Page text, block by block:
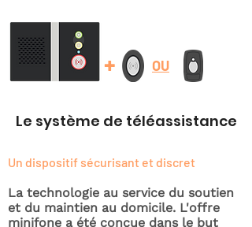
+ OU
Le système de téléassistance
Un dispositif sécurisant et discret
La technologie au service du soutien
et du maintien au domicile. L'offre
minifone a été conçue dans le but